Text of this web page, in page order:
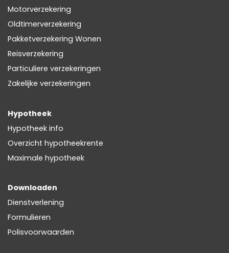
Motorverzekering
Oldtimerverzekering
Pakketverzekering Wonen
Reisverzekering
Particuliere verzekeringen
Zakelijke verzekeringen
Hypotheek
Hypotheek info
Overzicht hypotheekrente
Maximale hypotheek
Downloaden
Dienstverlening
Formulieren
Polisvoorwaarden